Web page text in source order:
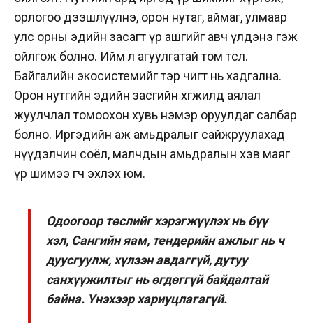
орлогоо дээшлүүлнэ, орон нутаг, аймаг, улмаар
улс орны эдийн засагт үр ашгийг авч үлдэнэ гэж
ойлгож болно. Ийм л агуулгатай том төсөл.
Байгалийн экосистемийг тэр чигт нь хадгална.
Орон нутгийн эдийн засгийн хөгжилд аялал
жуулчлал томоохон хувь нэмэр оруулдаг салбар
болно. Иргэдийн аж амьдралыг сайжруулахад
нүүдэлчин соёл, малчдын амьдралын хэв маяг
үр шимээ өгч эхлэх юм.
Одоогоор төслийг хэрэгжүүлэх нь бүү
хэл, Сангийн яам, тендерийн ажлыг нь ч
дуусгуулж, хүлээн авдаггүй, дутуу
санхүүжилтыг нь өгдөггүй байдалтай
байна. Үнэхээр хариуцлагагүй.